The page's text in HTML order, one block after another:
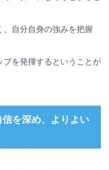
、自分自身の強みを把握
プを発揮するということが
を深め、よりよい